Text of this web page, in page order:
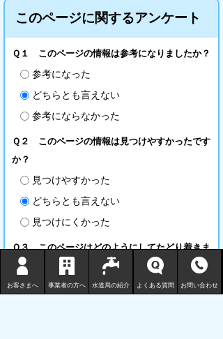
お客さまへ 事業者の方へ 水道局の紹介 よくある質問 お問い合わせ
このページに関するアンケート
Ｑ１ このページの情報は参考になりましたか？
参考になった
どちらとも言えない
参考にならなかった
Ｑ２ このページの情報は見つけやすかったです
か？
見つけやすかった
どちらとも言えない
見つけにくかった
Ｑ３ このページはどのようにしてたどり着きま
したか？
トップページから順に